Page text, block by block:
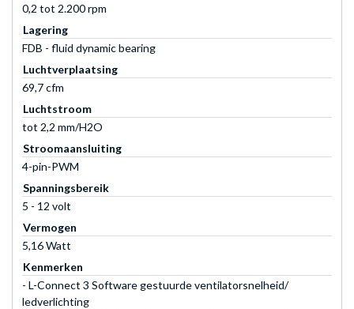
0,2 tot 2.200 rpm
Lagering
FDB - fluid dynamic bearing
Luchtverplaatsing
69,7 cfm
Luchtstroom
tot 2,2 mm/H2O
Stroomaansluiting
4-pin-PWM
Spanningsbereik
5 - 12 volt
Vermogen
5,16 Watt
Kenmerken
- L-Connect 3 Software gestuurde ventilatorsnelheid/
ledverlichting